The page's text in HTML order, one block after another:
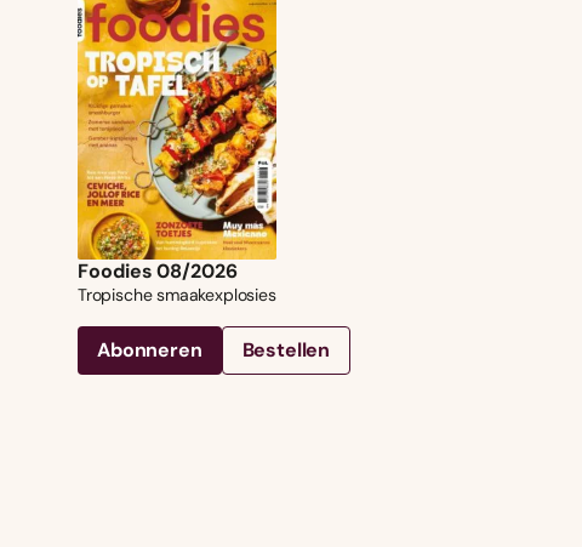
Foodies 08/2026
Tropische smaakexplosies
Abonneren Bestellen